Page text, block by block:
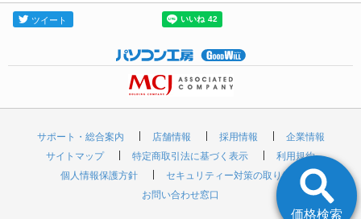
価格検索
サポート・総合案内 店舗情報 採用情報
企業情報
サイトマップ
特定商取引法に基づく表示
利用規約
個人情報保護方針
セキュリティー対策の取り組み
お問い合わせ窓口